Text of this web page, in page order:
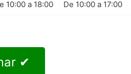
10:00 a 18:00 De 10:00 a 17:00
✔